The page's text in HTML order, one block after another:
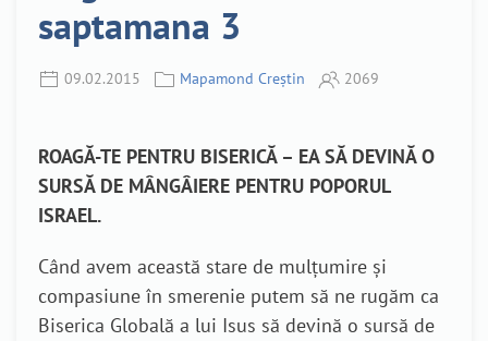
saptamana 3
09.02.2015 Mapamond Creștin 2069
ROAGĂ-TE PENTRU BISERICĂ – EA SĂ DEVINĂ O
SURSĂ DE MÂNGÂIERE PENTRU POPORUL
ISRAEL.
Când avem această stare de mulțumire și
compasiune în smerenie putem să ne rugăm ca
Biserica Globală a lui Isus să devină o sursă de